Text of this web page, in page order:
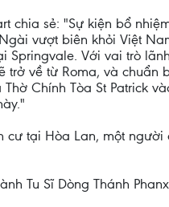
chia sẻ: "Sự kiện bổ
vượt biên khỏi Việt
Springvale. Với vai trò
về từ Roma, và
Chính Tòa St Patrick
tại Hòa Lan, một
Tu Sĩ Dòng Thánh